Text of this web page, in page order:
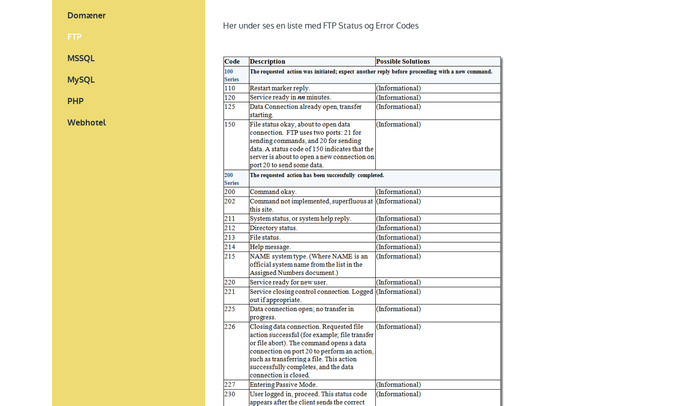
Domæner
FTP
MSSQL
MySQL
PHP
Webhotel
Her under ses en liste med FTP Status og Error Codes